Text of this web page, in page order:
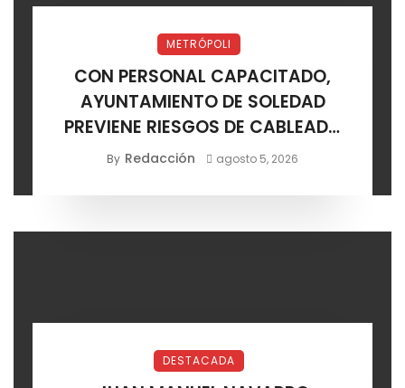
METRÓPOLI
CON PERSONAL CAPACITADO,
AYUNTAMIENTO DE SOLEDAD
PREVIENE RIESGOS DE CABLEADO
ELÉCTRICO
By Redacción agosto 5, 2026
DESTACADA